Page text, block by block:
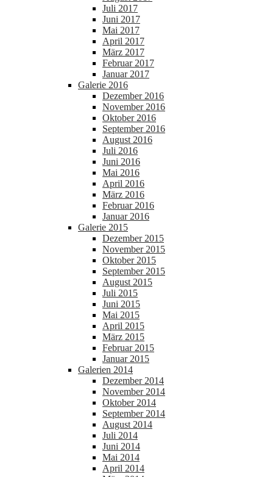
Juli 2017
Juni 2017
Mai 2017
April 2017
März 2017
Februar 2017
Januar 2017
Galerie 2016
Dezember 2016
November 2016
Oktober 2016
September 2016
August 2016
Juli 2016
Juni 2016
Mai 2016
April 2016
März 2016
Februar 2016
Januar 2016
Galerie 2015
Dezember 2015
November 2015
Oktober 2015
September 2015
August 2015
Juli 2015
Juni 2015
Mai 2015
April 2015
März 2015
Februar 2015
Januar 2015
Galerien 2014
Dezember 2014
November 2014
Oktober 2014
September 2014
August 2014
Juli 2014
Juni 2014
Mai 2014
April 2014